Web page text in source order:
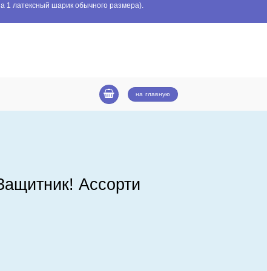
1 латексный шарик обычного размера).
на главную
Ассорти